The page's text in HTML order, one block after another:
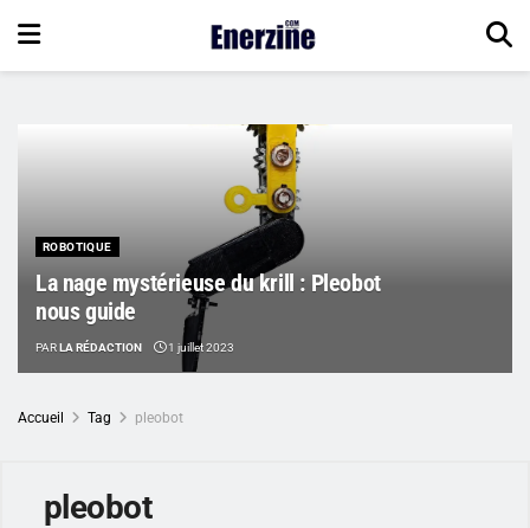
ROBOTIQUE
La nage mystérieuse du krill : Pleobot
nous guide
PARLA RÉDACTION 1 juillet 2023
Accueil Tag pleobot
pleobot